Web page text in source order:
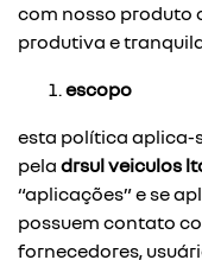
com nosso produto
produtiva e
escopo
esta política aplica-
pela drsul veiculos
“aplicações” e se
possuem contato
fornecedores,